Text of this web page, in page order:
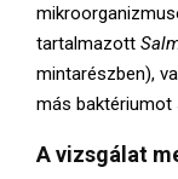
tartalmazott
mintarészben),
más baktériumot
A vizsgálat